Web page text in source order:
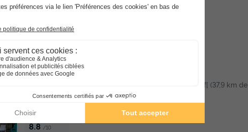
20 avis
Point Wifi gratuit
Camping Iserand Calme et Nature
]0, 1[ (37,9 m de Condrieu) | [1, Inf[ (37,9 km de
Condrieu)
Voir sur la carte
Avis clients
8.8 /10